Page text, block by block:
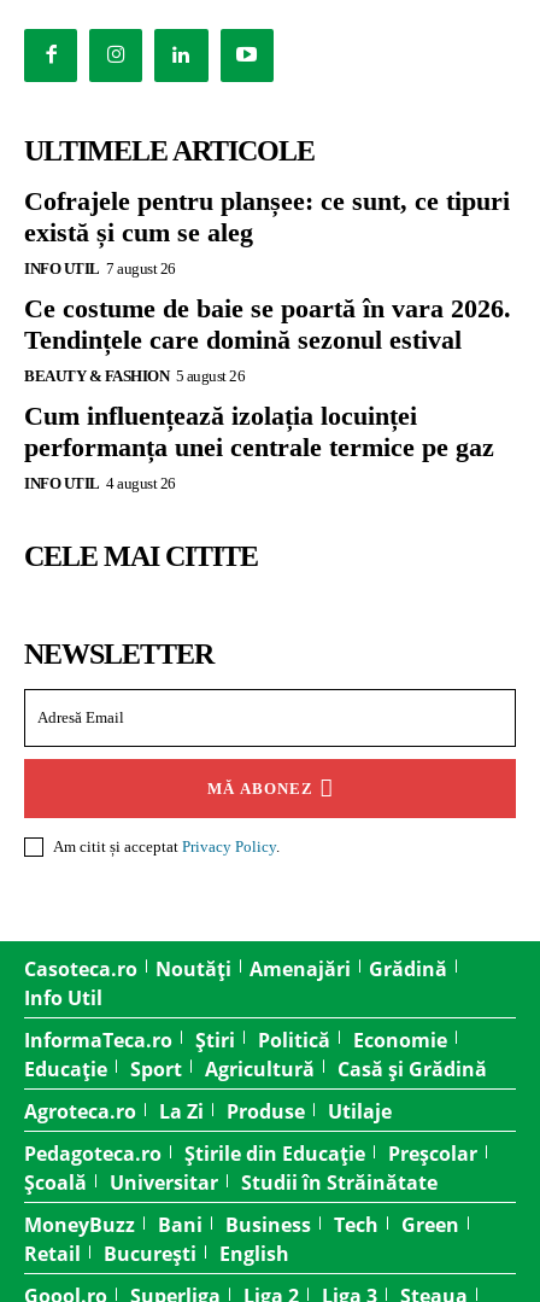
ULTIMELE ARTICOLE
Cofrajele pentru planșee: ce sunt, ce tipuri
există și cum se aleg
INFO UTIL 7 august 26
Ce costume de baie se poartă în vara 2026.
Tendințele care domină sezonul estival
BEAUTY & FASHION 5 august 26
Cum influențează izolația locuinței
performanța unei centrale termice pe gaz
INFO UTIL 4 august 26
CELE MAI CITITE
NEWSLETTER
MĂ ABONEZ
Am citit și acceptat Privacy Policy.
Casoteca.ro Noutăți Amenajări
Grădină
Info Util
InformaTeca.ro
Știri Politică
Economie
Educație
Sport Agricultură
Casă și Grădină
Agroteca.ro
La Zi Produse
Utilaje
Pedagoteca.ro
Știrile din Educație
Preșcolar
Școală
Universitar
Studii în Străinătate
MoneyBuzz
Bani Business Tech
Green
Retail
București
English
Goool.ro
Superliga Liga 2 Liga 3 Steaua